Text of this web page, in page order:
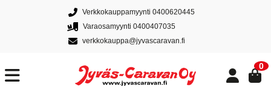
Verkkokauppamyynti 0400620445
Varaosamyynti 0400407035
verkkokauppa@jyvascaravan.fi
0